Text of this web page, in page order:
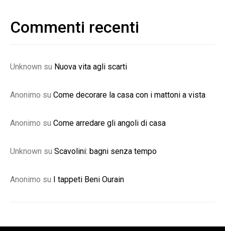
Commenti recenti
Unknown su Nuova vita agli scarti
Anonimo su Come decorare la casa con i mattoni a vista
Anonimo su Come arredare gli angoli di casa
Unknown su Scavolini: bagni senza tempo
Anonimo su I tappeti Beni Ourain